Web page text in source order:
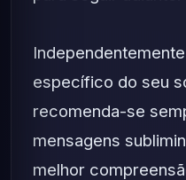
específico do seu
recomenda-se
mensagens
melhor